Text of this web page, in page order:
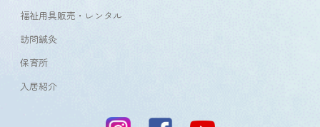
福祉用具販売・レンタル
訪問鍼灸
保育所
入居紹介